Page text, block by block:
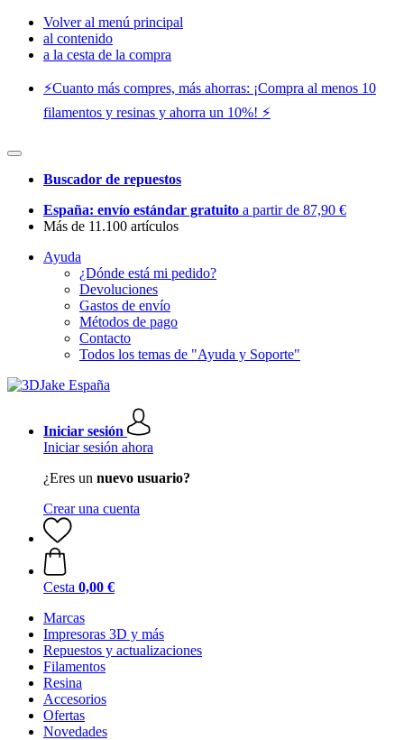
Volver al menú principal
al contenido
a la cesta de la compra
⚡️Cuanto más compres, más ahorras: ¡Compra al menos 10
filamentos y resinas y ahorra un 10%! ⚡️
Buscador de repuestos
España: envío estándar gratuito a partir de 87,90 €
Más de 11.100 artículos
Ayuda
¿Dónde está mi pedido?
Devoluciones
Gastos de envío
Métodos de pago
Contacto
Todos los temas de "Ayuda y Soporte"
Iniciar sesión
Iniciar sesión ahora
¿Eres un nuevo usuario?
Crear una cuenta
Cesta 0,00 €
Marcas
Impresoras 3D y más
Repuestos y actualizaciones
Filamentos
Resina
Accesorios
Ofertas
Novedades